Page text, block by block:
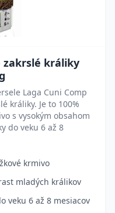
zakrslé králiky
Laga Cuni Comp
králiky. Je to 100%
s vysokým obsahom
do veku 6 až 8
krmivo
mladých králikov
veku 6 až 8 mesiacov